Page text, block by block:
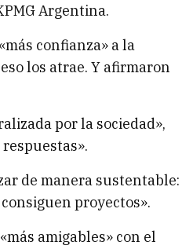
Argentina.
confianza» a la
los atrae. Y afirmaron
por la sociedad»,
de manera sustentable:
proyectos».
amigables» con el